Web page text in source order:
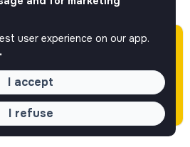
was posted over 60 days
may or may not have
user experience on our app.
I accept
I refuse